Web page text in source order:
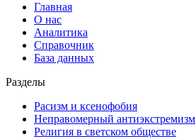
Главная
О нас
Аналитика
Справочник
База данных
Разделы
Расизм и ксенофобия
Неправомерный антиэкстремизм
Религия в светском обществе